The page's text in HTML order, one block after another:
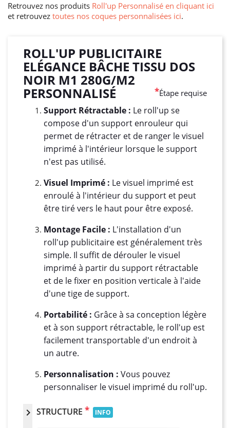
Retrouvez nos produits Roll'up Personnalisé en cliquant ici
et retrouvez toutes nos coques personnalisées ici.
ROLL'UP PUBLICITAIRE
ELÉGANCE BÂCHE TISSU DOS
NOIR M1 280G/M2
PERSONNALISÉ *Étape requise
Support Rétractable : Le roll'up se
compose d'un support enrouleur qui
permet de rétracter et de ranger le visuel
imprimé à l'intérieur lorsque le support
n'est pas utilisé.
Visuel Imprimé : Le visuel imprimé est
enroulé à l'intérieur du support et peut
être tiré vers le haut pour être exposé.
Montage Facile : L'installation d'un
roll'up publicitaire est généralement très
simple. Il suffit de dérouler le visuel
imprimé à partir du support rétractable
et de le fixer en position verticale à l'aide
d'une tige de support.
Portabilité : Grâce à sa conception légère
et à son support rétractable, le roll'up est
facilement transportable d'un endroit à
un autre.
Personnalisation : Vous pouvez
personnaliser le visuel imprimé du roll'up.
chevron_right STRUCTURE * INFO